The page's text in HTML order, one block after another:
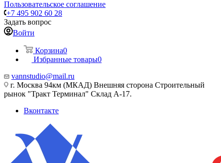
Пользовательское соглашение
+7 495 902 60 28
Задать вопрос
Войти
Корзина0
Избранные товары0
vannstudio@mail.ru
г. Москва 94км (МКАД) Внешняя сторона Строительный
рынок "Тракт Терминал" Склад А-17.
Вконтакте